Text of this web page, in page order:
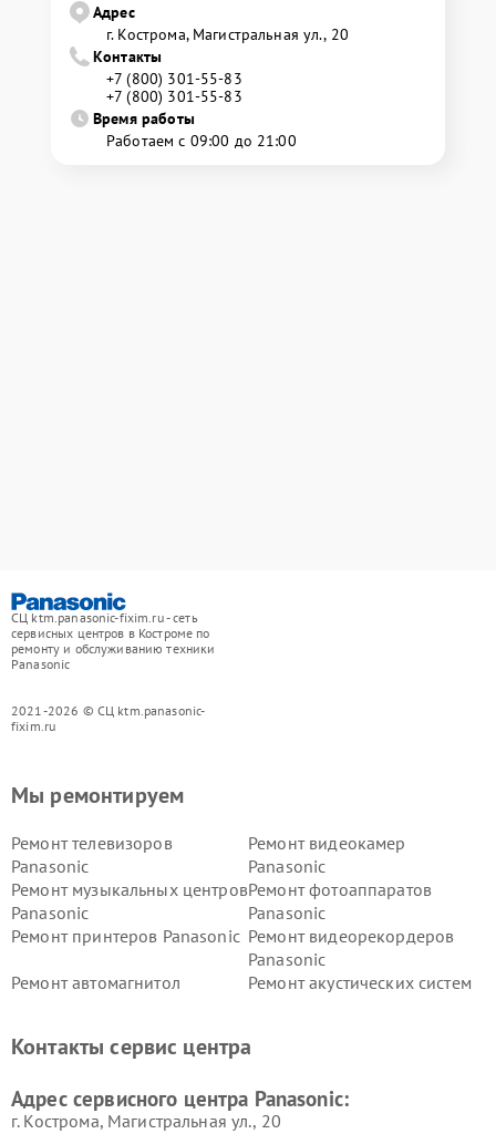
Адрес
г. Кострома, Магистральная ул., 20
Контакты
+7 (800) 301-55-83
+7 (800) 301-55-83
Время работы
Работаем с 09:00 до 21:00
СЦ ktm.panasonic-fixim.ru - сеть
сервисных центров в Костроме по
ремонту и обслуживанию техники
Panasonic
2021-2026 © СЦ ktm.panasonic-
fixim.ru
Мы ремонтируем
Ремонт телевизоров
Panasonic
Ремонт видеокамер
Panasonic
Ремонт музыкальных центров
Panasonic
Ремонт фотоаппаратов
Panasonic
Ремонт принтеров Panasonic Ремонт видеорекордеров
Panasonic
Ремонт автомагнитол
Ремонт акустических систем
панелей Panasonic
Контакты сервис центра
Адрес сервисного центра Panasonic:
г. Кострома, Магистральная ул., 20